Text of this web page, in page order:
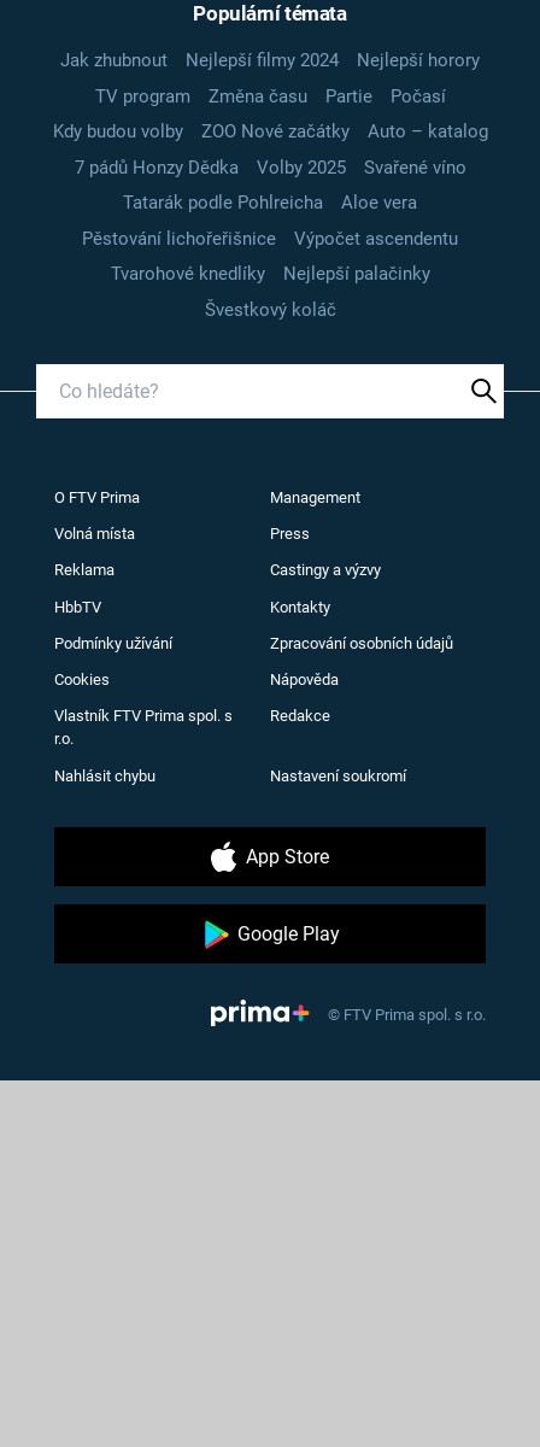
Populární témata
Jak zhubnout Nejlepší filmy 2024
Nejlepší horory
TV program
Změna času Partie
Počasí
Kdy budou volby
ZOO Nové začátky
Auto – katalog
7 pádů Honzy Dědka
Volby 2025
Svařené víno
Tatarák podle Pohlreicha
Aloe vera
Pěstování lichořeřišnice
Výpočet ascendentu
Tvarohové knedlíky
Nejlepší palačinky
Švestkový koláč
O FTV Prima Management
Volná místa Press
Reklama Castingy a výzvy
HbbTV Kontakty
Podmínky užívání Zpracování osobních údajů
Cookies Nápověda
Vlastník FTV Prima spol. s
r.o.
Redakce
Nahlásit chybu Nastavení soukromí
App Store
Google Play
© FTV Prima spol. s r.o.